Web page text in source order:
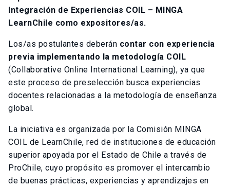
Integración de Experiencias COIL – MINGA
LearnChile como expositores/as.
Los/as postulantes deberán contar con experiencia
previa implementando la metodología COIL
(Collaborative Online International Learning), ya que
este proceso de preselección busca experiencias
docentes relacionadas a la metodología de enseñanza
global.
La iniciativa es organizada por la Comisión MINGA
COIL de LearnChile, red de instituciones de educación
superior apoyada por el Estado de Chile a través de
ProChile, cuyo propósito es promover el intercambio
de buenas prácticas, experiencias y aprendizajes en